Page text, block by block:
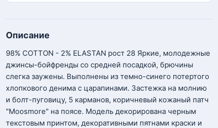
Описание
98% COTTON - 2% ELASTAN рост 28 Яркие, молодежные
джинсы-бойфренды со средней посадкой, брючины
слегка заужены. Выполнены из темно-синего потертого
хлопкового денима с царапинами. Застежка на молнию
и болт-пуговицу, 5 карманов, коричневый кожаный патч
"Moosmore" на поясе. Модель декорирована черным
текстовым принтом, декоративными пятнами краски и